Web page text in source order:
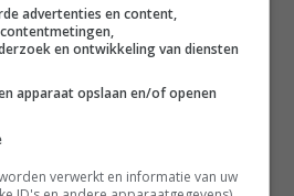
vergine erdoor. Zet de
laat staan.
de romainesla met de
azijn en wat olijfolie extra
peper.
met antiaanbaklaag. Dep
advertenties en content,
en ontwikkeling van diensten
apparaat opslaan en/of openen
verwerkt en informatie van uw